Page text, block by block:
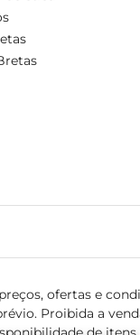
ofertas e
Proibida a